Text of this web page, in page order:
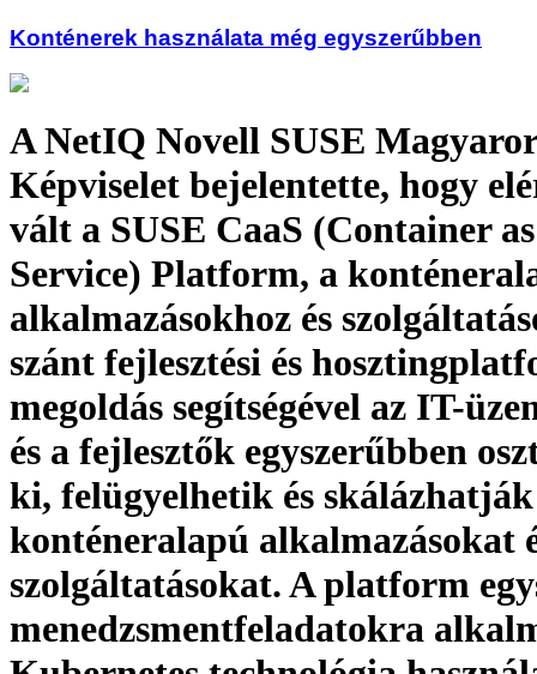
Konténerek használata még egyszerűbben
A NetIQ Novell SUSE
Képviselet bejelentette, hogy
vált a SUSE CaaS (Container
Service) Platform, a
alkalmazásokhoz és
szánt fejlesztési és
megoldás segítségével az IT-
és a fejlesztők egyszerűbben
ki, felügyelhetik és
konténeralapú alkalmazásokat
szolgáltatásokat. A platform
menedzsmentfeladatokra